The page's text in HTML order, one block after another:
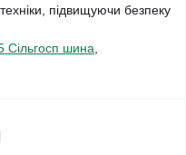
підвищуючи безпеку
Сільгосп шина